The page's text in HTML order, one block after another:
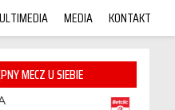
MEDIA KONTAKT
MECZ U SIEBIE